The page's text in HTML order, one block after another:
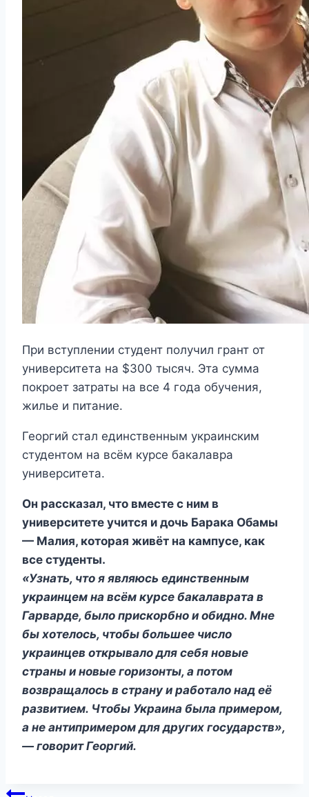
При вступлении студент получил грант от
университета на $300 тысяч. Эта сумма
покроет затраты на все 4 года обучения,
жилье и питание.
Георгий стал единственным украинским
студентом на всём курсе бакалавра
университета.
Он рассказал, что вместе с ним в
университете учится и дочь Барака Обамы
— Малия, которая живёт на кампусе, как
все студенты.
«Узнать, что я являюсь единственным
украинцем на всём курсе бакалаврата в
Гарварде, было прискорбно и обидно. Мне
бы хотелось, чтобы большее число
украинцев открывало для себя новые
страны и новые горизонты, а потом
возвращалось в страну и работало над её
развитием. Чтобы Украина была примером,
а не антипримером для других государств»,
— говорит Георгий.